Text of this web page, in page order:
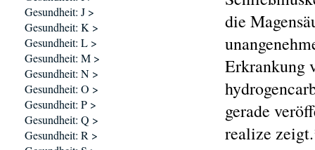
die
Erkrankung
gerade
realize
Gesundheit: J >
Gesundheit: K >
Gesundheit: L >
Gesundheit: M >
Gesundheit: N >
Gesundheit: O >
Gesundheit: P >
Gesundheit: Q >
Gesundheit: R >